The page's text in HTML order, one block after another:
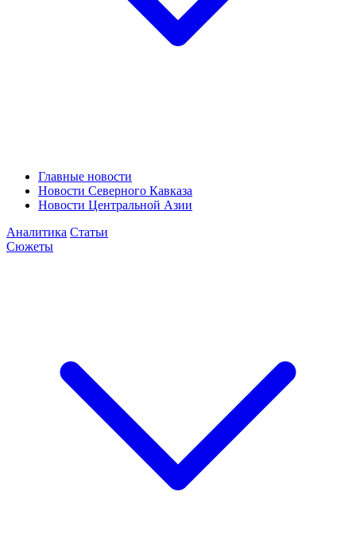
Главные новости
Новости Северного Кавказа
Новости Центральной Азии
Аналитика Статьи
Сюжеты